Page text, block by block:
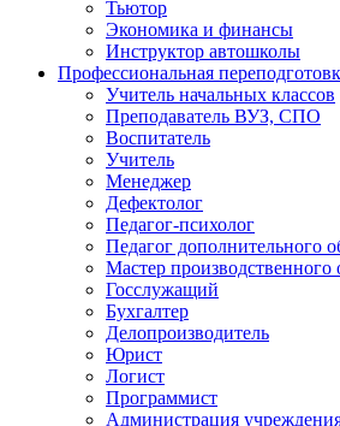
Тьютор
Экономика и финансы
Инструктор автошколы
Профессиональная
Учитель начальных классов
Преподаватель ВУЗ, СПО
Воспитатель
Учитель
Менеджер
Дефектолог
Педагог-психолог
Педагог дополнительного
Мастер производственного
Госслужащий
Бухгалтер
Делопроизводитель
Юрист
Логист
Программист
Администрация